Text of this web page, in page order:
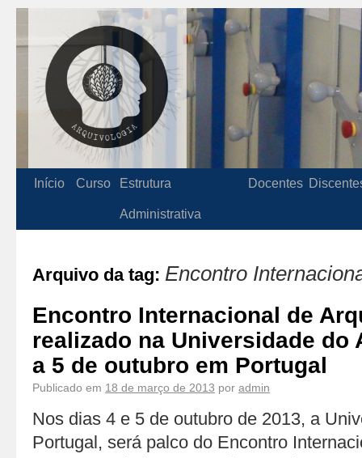
Início Curso Estrutura
Administrativa
Docentes
Arquivo da tag: Encontro
Encontro Internacional de
realizado na Universidade do
a 5 de outubro em Portugal
Publicado em 18 de março de 2013 por admin
Nos dias 4 e 5 de outubro de 2013, a
Portugal, será palco do Encontro